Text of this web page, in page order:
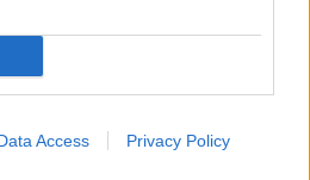
Access Privacy Policy
è festa:
e inclusione al
di Orago